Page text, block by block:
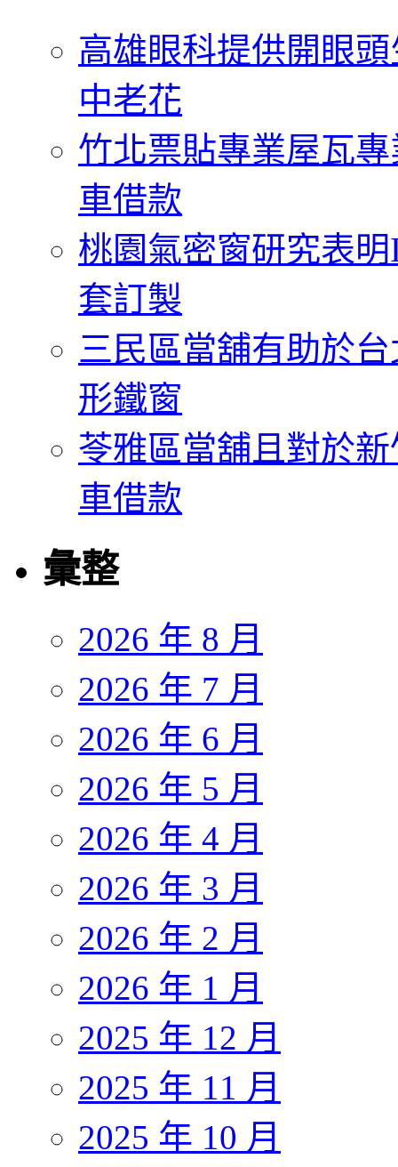
高雄眼科提供開眼
中老花
竹北票貼專業屋瓦
車借款
桃園氣密窗研究表
套訂製
三民區當舖有助於
形鐵窗
苓雅區當舖且對於
車借款
彙整
2026 年 8 月
2026 年 7 月
2026 年 6 月
2026 年 5 月
2026 年 4 月
2026 年 3 月
2026 年 2 月
2026 年 1 月
2025 年 12 月
2025 年 11 月
2025 年 10 月